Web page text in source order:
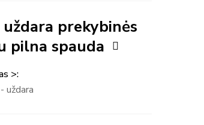
prekybinės
pilna spauda
>
uždara